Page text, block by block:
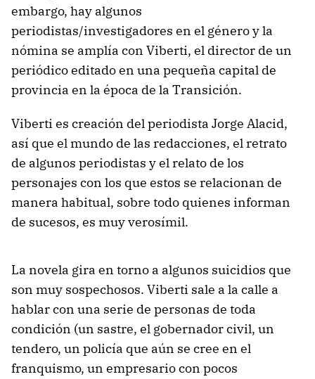
embargo, hay algunos
periodistas/investigadores en el género y la
nómina se amplía con Viberti, el director de un
periódico editado en una pequeña capital de
provincia en la época de la Transición.
Viberti es creación del periodista Jorge Alacid,
así que el mundo de las redacciones, el retrato
de algunos periodistas y el relato de los
personajes con los que estos se relacionan de
manera habitual, sobre todo quienes informan
de sucesos, es muy verosímil.
La novela gira en torno a algunos suicidios que
son muy sospechosos. Viberti sale a la calle a
hablar con una serie de personas de toda
condición (un sastre, el gobernador civil, un
tendero, un policía que aún se cree en el
franquismo, un empresario con pocos